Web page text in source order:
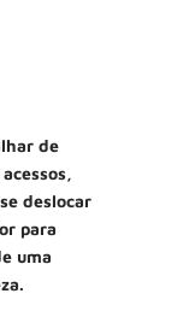
de
deslocar
para
uma